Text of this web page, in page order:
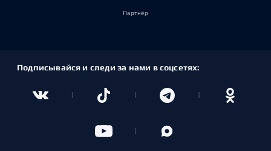
Партнёр
Подписывайся и следи за нами в соцсетях: